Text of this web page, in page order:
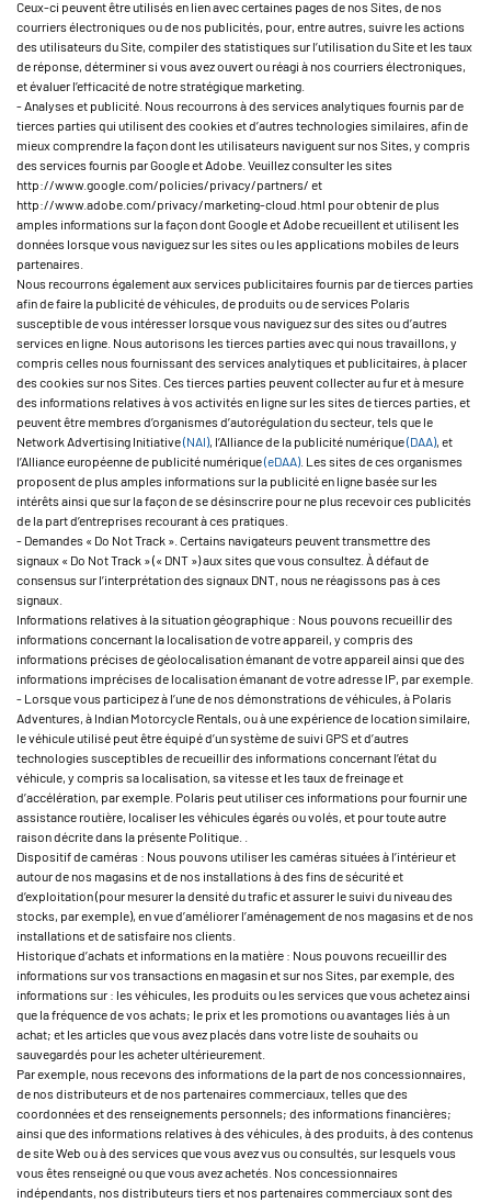
Ceux-ci peuvent être utilisés en lien avec certaines pages de nos Sites, de nos
courriers électroniques ou de nos publicités, pour, entre autres, suivre les actions
des utilisateurs du Site, compiler des statistiques sur l’utilisation du Site et les taux
de réponse, déterminer si vous avez ouvert ou réagi à nos courriers électroniques,
et évaluer l’efficacité de notre stratégique marketing.
- Analyses et publicité. Nous recourrons à des services analytiques fournis par de
tierces parties qui utilisent des cookies et d’autres technologies similaires, afin de
mieux comprendre la façon dont les utilisateurs naviguent sur nos Sites, y compris
des services fournis par Google et Adobe. Veuillez consulter les sites
http://www.google.com/policies/privacy/partners/ et
http://www.adobe.com/privacy/marketing-cloud.html pour obtenir de plus
amples informations sur la façon dont Google et Adobe recueillent et utilisent les
données lorsque vous naviguez sur les sites ou les applications mobiles de leurs
partenaires.
Nous recourrons également aux services publicitaires fournis par de tierces parties
afin de faire la publicité de véhicules, de produits ou de services Polaris
susceptible de vous intéresser lorsque vous naviguez sur des sites ou d’autres
services en ligne. Nous autorisons les tierces parties avec qui nous travaillons, y
compris celles nous fournissant des services analytiques et publicitaires, à placer
des cookies sur nos Sites. Ces tierces parties peuvent collecter au fur et à mesure
des informations relatives à vos activités en ligne sur les sites de tierces parties, et
peuvent être membres d’organismes d’autorégulation du secteur, tels que le
Network Advertising Initiative(NAI), l’Alliance de la publicité numérique(DAA), et
l’Alliance européenne de publicité numérique(eDAA). Les sites de ces organismes
proposent de plus amples informations sur la publicité en ligne basée sur les
intérêts ainsi que sur la façon de se désinscrire pour ne plus recevoir ces publicités
de la part d’entreprises recourant à ces pratiques.
- Demandes « Do Not Track ». Certains navigateurs peuvent transmettre des
signaux « Do Not Track » (« DNT ») aux sites que vous consultez. À défaut de
consensus sur l’interprétation des signaux DNT, nous ne réagissons pas à ces
signaux.
Informations relatives à la situation géographique : Nous pouvons recueillir des
informations concernant la localisation de votre appareil, y compris des
informations précises de géolocalisation émanant de votre appareil ainsi que des
informations imprécises de localisation émanant de votre adresse IP, par exemple.
- Lorsque vous participez à l’une de nos démonstrations de véhicules, à Polaris
Adventures, à Indian Motorcycle Rentals, ou à une expérience de location similaire,
le véhicule utilisé peut être équipé d’un système de suivi GPS et d’autres
technologies susceptibles de recueillir des informations concernant l’état du
véhicule, y compris sa localisation, sa vitesse et les taux de freinage et
d’accélération, par exemple. Polaris peut utiliser ces informations pour fournir une
assistance routière, localiser les véhicules égarés ou volés, et pour toute autre
raison décrite dans la présente Politique. .
Dispositif de caméras : Nous pouvons utiliser les caméras situées à l’intérieur et
autour de nos magasins et de nos installations à des fins de sécurité et
d’exploitation (pour mesurer la densité du trafic et assurer le suivi du niveau des
stocks, par exemple), en vue d’améliorer l’aménagement de nos magasins et de nos
installations et de satisfaire nos clients.
Historique d’achats et informations en la matière : Nous pouvons recueillir des
informations sur vos transactions en magasin et sur nos Sites, par exemple, des
informations sur : les véhicules, les produits ou les services que vous achetez ainsi
que la fréquence de vos achats; le prix et les promotions ou avantages liés à un
achat; et les articles que vous avez placés dans votre liste de souhaits ou
sauvegardés pour les acheter ultérieurement.
Par exemple, nous recevons des informations de la part de nos concessionnaires,
de nos distributeurs et de nos partenaires commerciaux, telles que des
coordonnées et des renseignements personnels; des informations financières;
ainsi que des informations relatives à des véhicules, à des produits, à des contenus
de site Web ou à des services que vous avez vus ou consultés, sur lesquels vous
vous êtes renseigné ou que vous avez achetés. Nos concessionnaires
indépendants, nos distributeurs tiers et nos partenaires commerciaux sont des